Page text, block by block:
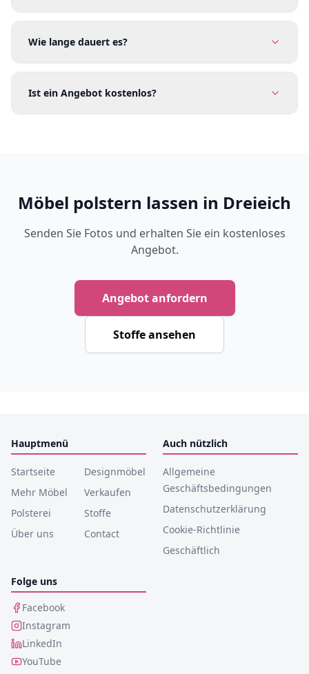
Wie lange dauert es?
Ist ein Angebot kostenlos?
Möbel polstern lassen in Dreieich
Senden Sie Fotos und erhalten Sie ein kostenloses
Angebot.
Angebot anfordern
Stoffe ansehen
Hauptmenü
Startseite
Designmöbel
Mehr Möbel
Verkaufen
Polsterei
Stoffe
Über uns
Contact
Auch nützlich
Allgemeine
Geschäftsbedingungen
Datenschutzerklärung
Cookie-Richtlinie
Geschäftlich
Folge uns
Facebook
Instagram
LinkedIn
YouTube